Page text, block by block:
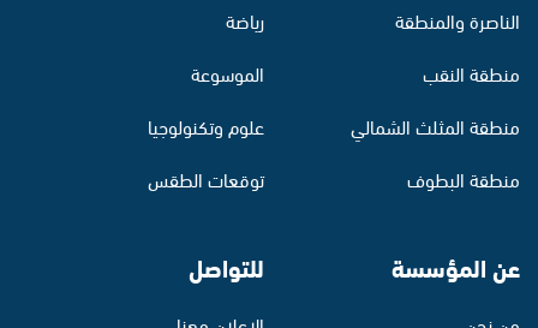
الناصرة والمنطقة
منطقة النقب
منطقة المثلث الشمالي
منطقة البطوف
رياضة
الموسوعة
علوم وتكنولوجيا
توقعات الطقس
عن المؤسسة للتواصل